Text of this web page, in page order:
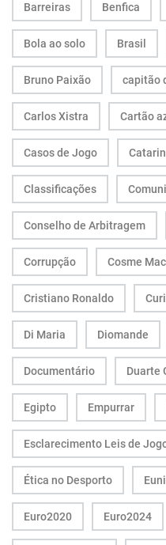
Barreiras Benfica
Bola ao solo Brasil
Bruno Paixão capitão
Carlos Xistra Cartão
Casos de Jogo
Classificações
Conselho de Arbitragem
Corrupção Cosme
Cristiano Ronaldo
Di Maria Diomande
Documentário Duarte
Egipto Empurrar
Esclarecimento Leis de
Ética no Desporto
Euro2020 Euro2024